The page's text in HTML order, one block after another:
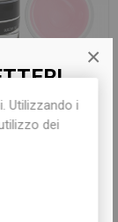
ultime
×
- Baby Soft
Utilizzando i
dei